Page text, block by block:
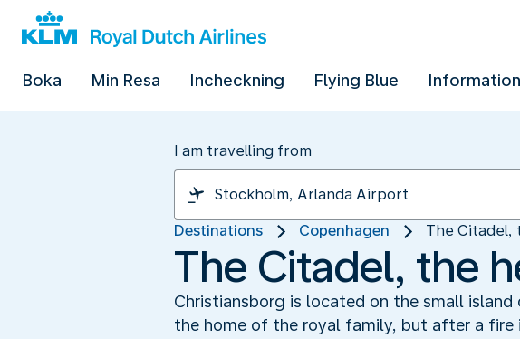
Boka Min Resa Incheckning Flying Blue Information
I am travelling from
Destinations Copenhagen The Citadel,
The Citadel, the
Christiansborg is located on the small
the home of the royal family, but after a